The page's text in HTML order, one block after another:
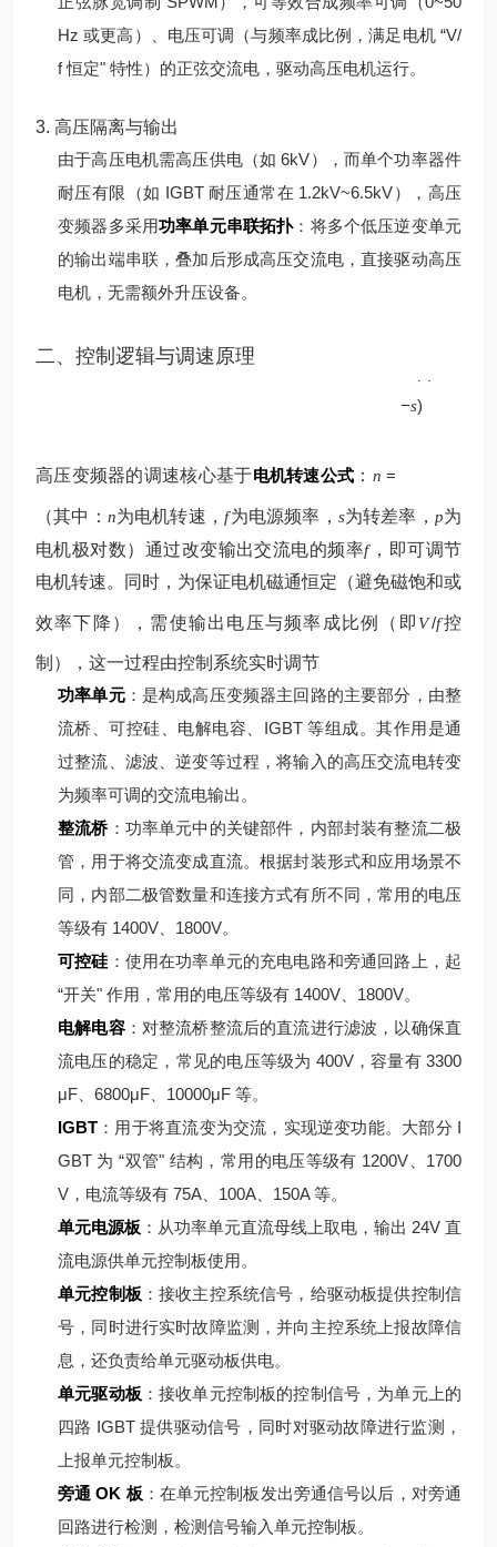
Hz 或更高）、电压可调（与频率成比例，满足电机 “V/
f 恒定" 特性）的正弦交流电，驱动高压电机运行。
3. 高压隔离与输出
由于高压电机需高压供电（如 6kV），而单个功率器件
耐压有限（如 IGBT 耐压通常在 1.2kV~6.5kV），高压
变频器多采用功率单元串联拓扑：将多个低压逆变单元
的输出端串联，叠加后形成高压交流电，直接驱动高压
电机，无需额外升压设备。
二、控制逻辑与调速原理
高压变频器的调速核心基于电机转速公式 ： n =
−s)
（其中： n为电机转速， f为电源频率， s为转差率， p为
电机极对数） 通过改变输出交流电的频率f，即可调节
电机转速。同时，为保证电机磁通恒定（避免磁饱和或
效率下降），需使输出电压与频率成比例（即 V /f控
制），这一过程由控制系统实时调节
功率单元：是构成高压变频器主回路的主要部分，由整
流桥、可控硅、电解电容、IGBT 等组成。其作用是通
过整流、滤波、逆变等过程，将输入的高压交流电转变
为频率可调的交流电输出。
整流桥：功率单元中的关键部件，内部封装有整流二极
管，用于将交流变成直流。根据封装形式和应用场景不
同，内部二极管数量和连接方式有所不同，常用的电压
等级有 1400V、1800V。
可控硅 ：使用在功率单元的充电电路和旁通回路上，起
“开关" 作用，常用的电压等级有 1400V、1800V。
电解电容：对整流桥整流后的直流进行滤波，以确保直
流电压的稳定，常见的电压等级为 400V，容量有 3300
μF、6800μF、10000μF 等。
IGBT ：用于将直流变为交流，实现逆变功能。大部分 I
GBT 为 “双管" 结构，常用的电压等级有 1200V、1700
V，电流等级有 75A、100A、150A 等。
单元电源板 ：从功率单元直流母线上取电，输出 24V 直
流电源供单元控制板使用。
单元控制板 ：接收主控系统信号，给驱动板提供控制信
号，同时进行实时故障监测，并向主控系统上报故障信
息，还负责给单元驱动板供电。
单元驱动板 ：接收单元控制板的控制信号，为单元上的
四路 IGBT 提供驱动信号，同时对驱动故障进行监测，
上报单元控制板。
旁通 OK 板 ：在单元控制板发出旁通信号以后，对旁通
回路进行检测，检测信号输入单元控制板。